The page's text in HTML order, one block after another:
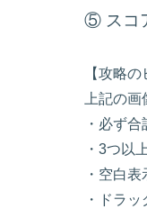
⑤ スコ
【攻略の
上記の
・必ず
・3つ以
・空白
・ドラ